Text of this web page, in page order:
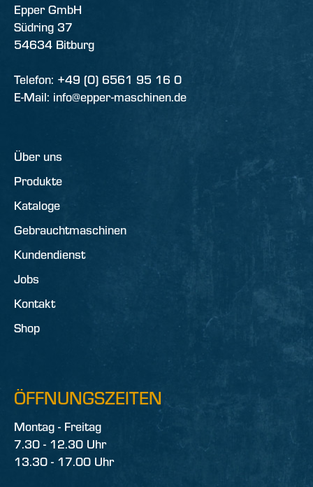
Epper GmbH
Südring 37
54634 Bitburg
Telefon: +49 (0) 6561 95 16 0
E-Mail: info@epper-maschinen.de
Über uns
Produkte
Kataloge
Gebrauchtmaschinen
Kundendienst
Jobs
Kontakt
Shop
ÖFFNUNGSZEITEN
Montag - Freitag
7.30 - 12.30 Uhr
13.30 - 17.00 Uhr